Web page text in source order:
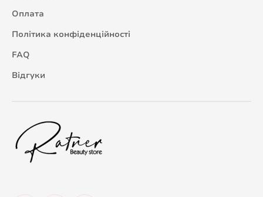
Оплата
Політика конфіденційності
FAQ
Відгуки